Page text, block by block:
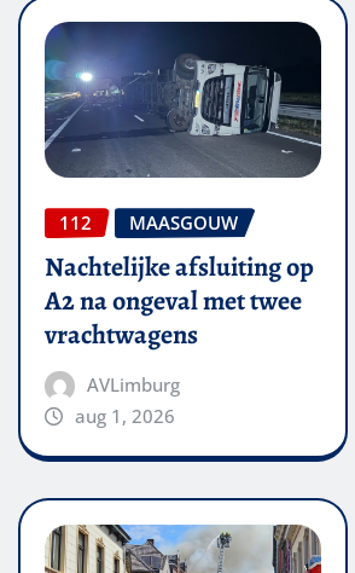
112 MAASGOUW
Nachtelijke afsluiting op
A2 na ongeval met twee
vrachtwagens
AVLimburg
aug 1, 2026